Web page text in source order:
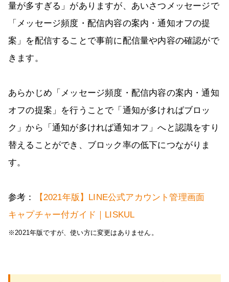
量が多すぎる」がありますが、あいさつメッセージで
「メッセージ頻度・配信内容の案内・通知オフの提
案」を配信することで事前に配信量や内容の確認がで
きます。
あらかじめ「メッセージ頻度・配信内容の案内・通知
オフの提案」を行うことで「通知が多ければブロッ
ク」から「通知が多ければ通知オフ」へと認識をすり
替えることができ、ブロック率の低下につながりま
す。
参考：
【2021年版】LINE公式アカウント管理画面
キャプチャー付ガイド｜LISKUL
※2021年版ですが、使い方に変更はありません。